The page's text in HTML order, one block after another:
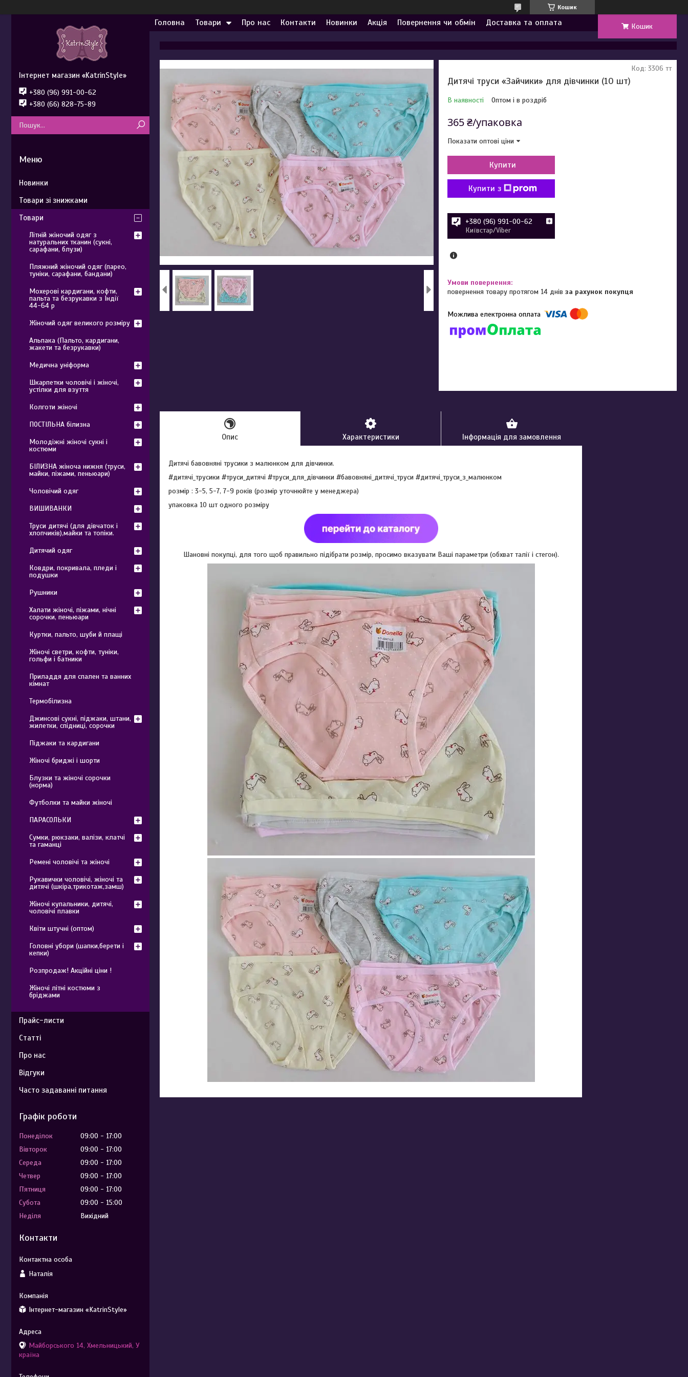
Кошик
Головна Товари Про нас Контакти Новинки Акція Повернення чи обмін Доставка та оплата Кошик
Дитячі труси «Зайчики» для дівчинки (10 шт)
В наявності Оптом і в роздріб
Код: 3306 тт
365 ₴/упаковка
Показати оптові ціни
Купити
Купити з
+380 (96) 991-00-62
Київстар/Viber
повернення товару протягом 14 днівза рахунок покупця
Опис Характеристики Інформація для замовлення
Дитячі бавовняні трусики з малюнком для дівчинки.
#дитячі_трусики #труси_дитячі #труси_для_дівчинки #бавовняні_дитячі_труси #дитячі_труси_з_малюнком
розмір : 3-5, 5-7, 7-9 років (розмір уточнюйте у менеджера)
упаковка 10 шт одного розміру
Шановні покупці, для того щоб правильно підібрати розмір, просимо вказувати Ваші параметри (обхват талії і стегон).
Інтернет магазин «KatrinStyle»
+380 (96) 991-00-62
+380 (66) 828-75-89
Новинки
Товари зі знижками
Товари
Літній жіночий одяг з
натуральних тканин (сукні,
сарафани, блузи)
Пляжний жіночий одяг (парео,
туніки, сарафани, бандани)
Мохерові кардигани, кофти,
пальта та безрукавки з Індії
44-64 р
Жіночий одяг великого розміру
Альпака (Пальто, кардигани,
жакети та безрукавки)
Медична уніформа
Шкарпетки чоловічі і жіночі,
устілки для взуття
Колготи жіночі
ПОСТІЛЬНА білизна
Молодіжні жіночі сукні і
костюми
БІЛИЗНА жіноча нижня (труси,
майки, піжами, пеньюари)
Чоловічий одяг
ВИШИВАНКИ
Труси дитячі (для дівчаток і
хлопчиків),майки та топіки.
Дитячий одяг
Ковдри, покривала, пледи і
подушки
Рушники
Халати жіночі, піжами, нічні
сорочки, пеньюари
Куртки, пальто, шуби й плащі
Жіночі светри, кофти, туніки,
гольфи і батники
Приладдя для спален та ванних
кімнат
Термобілизна
Джинсові сукні, піджаки, штани,
жилетки, спідниці, сорочки
Піджаки та кардигани
Жіночі бриджі і шорти
Блузки та жіночі сорочки
(норма)
Футболки та майки жіночі
ПАРАСОЛЬКИ
Сумки, рюкзаки, валізи, клатчі
та гаманці
Ремені чоловічі та жіночі
Рукавички чоловічі, жіночі та
дитячі (шкіра,трикотаж,замш)
Жіночі купальники, дитячі,
чоловічі плавки
Квіти штучні (оптом)
Головні убори (шапки,берети і
кепки)
Розпродаж! Акційні ціни !
Жіночі літні костюми з
бріджами
Прайс-листи
Статті
Про нас
Відгуки
Часто задаванні питання
Графік роботи
Понеділок 09:00
17:00
Вівторок
09:00
17:00
Середа
09:00
17:00
Четвер
09:00
17:00
Пʼятниця
09:00
17:00
Субота
09:00
15:00
Неділя
Вихідний
Контакти
Наталія
Інтернет-магазин «KatrinStyle»
Майборського 14, Хмельницький, У
країна